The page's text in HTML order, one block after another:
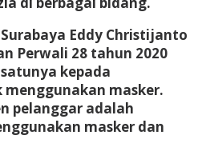
Eddy Christijanto
Perwali 28 tahun 2020
kepada
masker.
pelanggar adalah
masker dan